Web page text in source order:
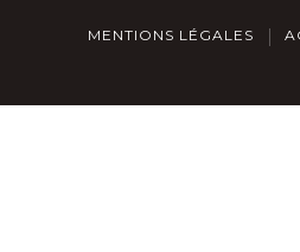
MENTIONS LÉGALES